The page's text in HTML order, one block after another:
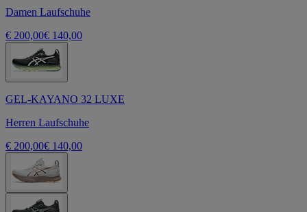
Damen Laufschuhe
€ 200,00€ 140,00
GEL-KAYANO 32 LUXE
Herren Laufschuhe
€ 200,00€ 140,00